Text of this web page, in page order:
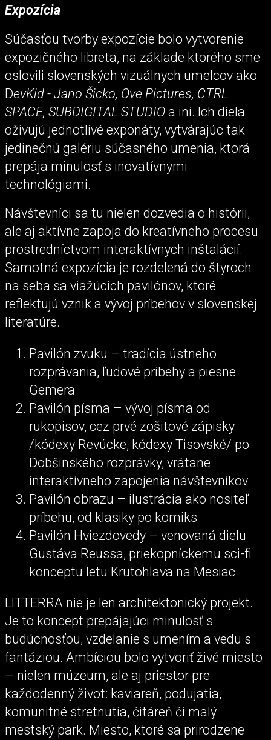
Expozícia
Súčasťou tvorby expozície bolo vytvorenie
expozičného libreta, na základe ktorého sme
oslovili slovenských vizuálnych umelcov ako
DevKid - Jano Šicko, Ove Pictures, CTRL
SPACE, SUBDIGITAL STUDIO a iní. Ich diela
oživujú jednotlivé exponáty, vytvárajúc tak
jedinečnú galériu súčasného umenia, ktorá
prepája minulosť s inovatívnymi
technológiami.
Návštevníci sa tu nielen dozvedia o histórii,
ale aj aktívne zapoja do kreatívneho procesu
prostredníctvom interaktívnych inštalácií.
Samotná expozícia je rozdelená do štyroch
na seba sa viažúcich pavilónov, ktoré
reflektujú vznik a vývoj príbehov v slovenskej
literatúre.
Pavilón zvuku – tradícia ústneho
rozprávania, ľudové príbehy a piesne
Gemera
Pavilón písma – vývoj písma od
rukopisov, cez prvé zošitové zápisky
/kódexy Revúcke, kódexy Tisovské/ po
Dobšinského rozprávky, vrátane
interaktívneho zapojenia návštevníkov
Pavilón obrazu – ilustrácia ako nositeľ
príbehu, od klasiky po komiks
Pavilón Hviezdovedy – venovaná dielu
Gustáva Reussa, priekopníckemu sci-fi
konceptu letu Krutohlava na Mesiac
LITTERRA nie je len architektonický projekt.
Je to koncept prepájajúci minulosť s
budúcnosťou, vzdelanie s umením a vedu s
fantáziou. Ambíciou bolo vytvoriť živé miesto
– nielen múzeum, ale aj priestor pre
každodenný život: kaviareň, podujatia,
komunitné stretnutia, čitáreň či malý
mestský park. Miesto, ktoré sa prirodzene